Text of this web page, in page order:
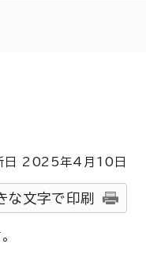
2025年4月 10 日
な文字で印刷